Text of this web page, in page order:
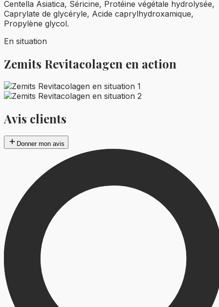
Centella Asiatica, Séricine, Protéine végétale hydrolysée,
Caprylate de glycéryle, Acide caprylhydroxamique,
Propylène glycol.
En situation
Zemits Revitacolagen en action
Avis clients
Donner mon avis